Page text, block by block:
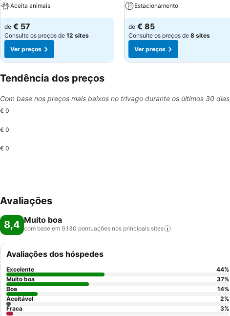
Aceita animais
de € 57
Consulte os preços de 12 sites
Ver preços
Estacionamento
de € 85
Consulte os preços de 8 sites
Ver preços
Tendência dos preços
Com base nos preços mais baixos no trivago durante os últimos 30 dias
€ 0
€ 0
€ 0
Avaliações
8,4 Muito boa
com base em 9.130 pontuações nos principais sites
Avaliações dos hóspedes
Excelente 44%
Muito boa
37%
Boa
14%
Aceitável
2%
Fraca
3%